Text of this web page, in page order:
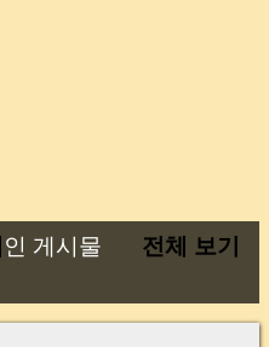
인 게시물
전체 보기